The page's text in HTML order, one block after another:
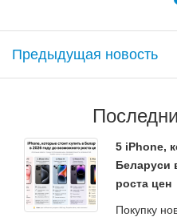
Предыдущая новость
5 iPhone,
Беларуси
роста цен
Покупку